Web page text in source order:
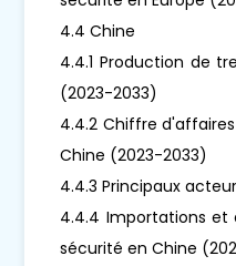
4.4 Chine
4.4.1 Production de
(2023-2033)
4.4.2 Chiffre
Chine (2023-2033)
4.4.3 Principaux
4.4.4 Importations et
sécurité en Chine